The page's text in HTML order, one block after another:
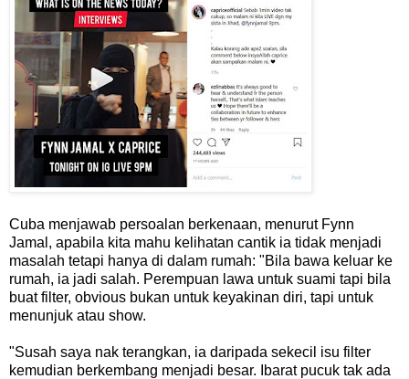
Cuba menjawab persoalan berkenaan, menurut Fynn
Jamal, apabila kita mahu kelihatan cantik ia tidak menjadi
masalah tetapi hanya di dalam rumah: "Bila bawa keluar ke
rumah, ia jadi salah. Perempuan lawa untuk suami tapi bila
buat filter, obvious bukan untuk keyakinan diri, tapi untuk
menunjuk atau show.
"Susah saya nak terangkan, ia daripada sekecil isu filter
kemudian berkembang menjadi besar. Ibarat pucuk tak ada